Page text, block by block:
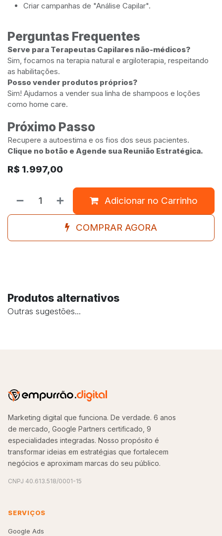
Criar campanhas de "Análise Capilar".
Perguntas Frequentes
Serve para Terapeutas Capilares não-médicos?
Sim, focamos na terapia natural e argiloterapia, respeitando
as habilitações.
Posso vender produtos próprios?
Sim! Ajudamos a vender sua linha de shampoos e loções
como home care.
Próximo Passo
Recupere a autoestima e os fios dos seus pacientes.
Clique no botão e Agende sua Reunião Estratégica.
R$ 1.997,00
Adicionar no Carrinho
COMPRAR AGORA
Produtos alternativos
Outras sugestões...
Marketing digital que funciona. De verdade. 6 anos
de mercado, Google Partners certificado, 9
especialidades integradas. Nosso propósito é
transformar ideias em estratégias que fortalecem
negócios e aproximam marcas do seu público.
CNPJ 40.613.518/0001-15
SERVIÇOS
Google Ads